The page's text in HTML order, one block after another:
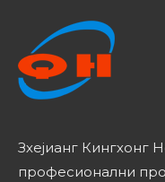
Зхејианг Кингхонг
професионални